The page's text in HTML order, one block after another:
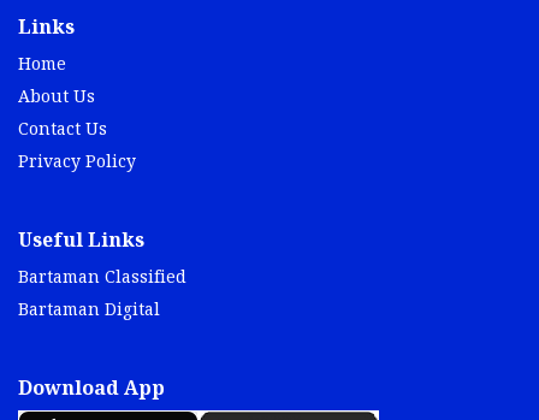
Links
Home
About Us
Contact Us
Privacy Policy
Useful Links
Bartaman Classified
Bartaman Digital
Download App